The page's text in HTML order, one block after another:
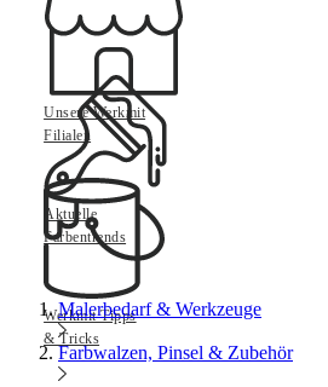
Unsere Werkmit
Filialen
Aktuelle
Farbentrends
Werkmit Tipps
& Tricks
Malerbedarf & Werkzeuge
Farbwalzen, Pinsel & Zubehör